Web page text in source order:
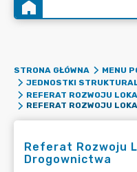
STRONA GŁÓWNA
MENU
JEDNOSTKI
REFERAT ROZWOJU
Referat Rozwoju
Drogownictwa